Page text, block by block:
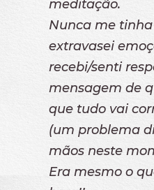
meditação.
Nunca me
extravasei
recebi/senti
mensagem de
que tudo vai
(um problema
mãos neste
Era mesmo o